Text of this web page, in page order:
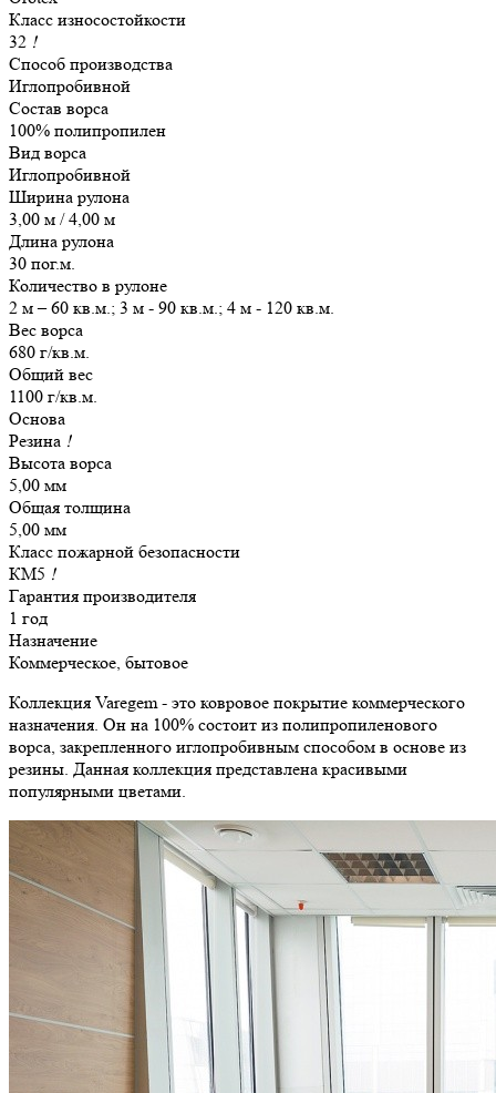
Класс износостойкости
32 !
Способ производства
Иглопробивной
Состав ворса
100% полипропилен
Вид ворса
Иглопробивной
Ширина рулона
3,00 м / 4,00 м
Длина рулона
30 пог.м.
Количество в рулоне
2 м – 60 кв.м.; 3 м - 90 кв.м.; 4 м - 120 кв.м.
Вес ворса
680 г/кв.м.
Общий вес
1100 г/кв.м.
Основа
Резина !
Высота ворса
5,00 мм
Общая толщина
5,00 мм
Класс пожарной безопасности
КМ5 !
Гарантия производителя
1 год
Назначение
Коммерческое, бытовое
Коллекция Varegem - это ковровое покрытие коммерческого
назначения. Он на 100% состоит из полипропиленового
ворса, закрепленного иглопробивным способом в основе из
резины. Данная коллекция представлена красивыми
популярными цветами.